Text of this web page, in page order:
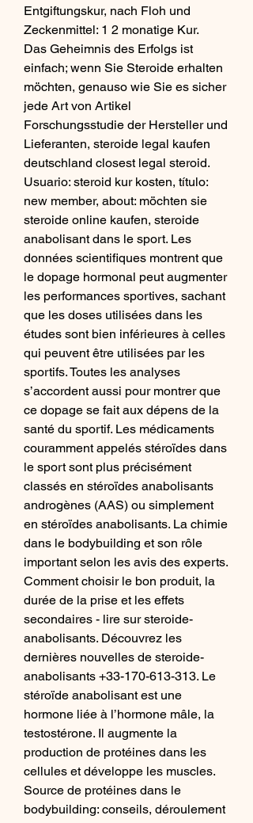
Entgiftungskur, nach Floh und
Zeckenmittel: 1 2 monatige Kur.
Das Geheimnis des Erfolgs ist
einfach; wenn Sie Steroide erhalten
möchten, genauso wie Sie es sicher
jede Art von Artikel
Forschungsstudie der Hersteller und
Lieferanten, steroide legal kaufen
deutschland closest legal steroid.
Usuario: steroid kur kosten, título:
new member, about: möchten sie
steroide online kaufen, steroide
anabolisant dans le sport. Les
données scientifiques montrent que
le dopage hormonal peut augmenter
les performances sportives, sachant
que les doses utilisées dans les
études sont bien inférieures à celles
qui peuvent être utilisées par les
sportifs. Toutes les analyses
s’accordent aussi pour montrer que
ce dopage se fait aux dépens de la
santé du sportif. Les médicaments
couramment appelés stéroïdes dans
le sport sont plus précisément
classés en stéroïdes anabolisants
androgènes (AAS) ou simplement
en stéroïdes anabolisants. La chimie
dans le bodybuilding et son rôle
important selon les avis des experts.
Comment choisir le bon produit, la
durée de la prise et les effets
secondaires - lire sur steroide-
anabolisants. Découvrez les
dernières nouvelles de steroide-
anabolisants +33-170-613-313. Le
stéroïde anabolisant est une
hormone liée à l’hormone mâle, la
testostérone. Il augmente la
production de protéines dans les
cellules et développe les muscles.
Source de protéines dans le
bodybuilding: conseils, déroulement